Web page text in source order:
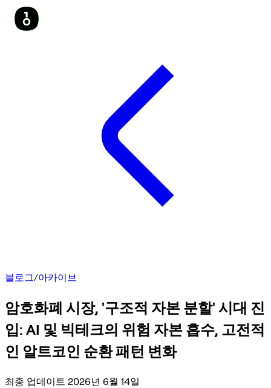
블로그/아카이브
암호화폐 시장, '구조적 자본 분할' 시대 진
입: AI 및 빅테크의 위험 자본 흡수, 고전적
인 알트코인 순환 패턴 변화
최종 업데이트 2026년 6월 14일